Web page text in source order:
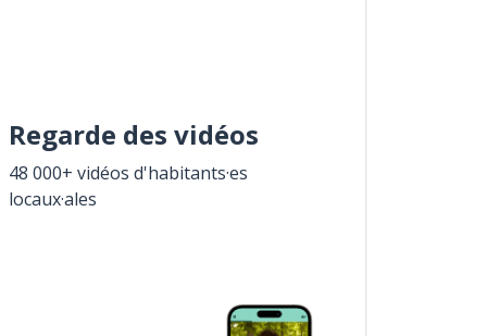
Regarde des vidéos
48 000+ vidéos d'habitants·es
locaux·ales